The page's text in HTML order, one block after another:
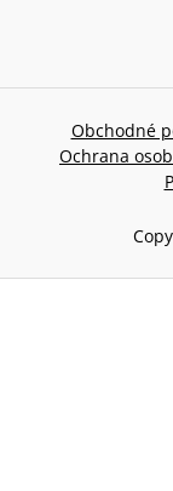
Obchodné
Ochrana